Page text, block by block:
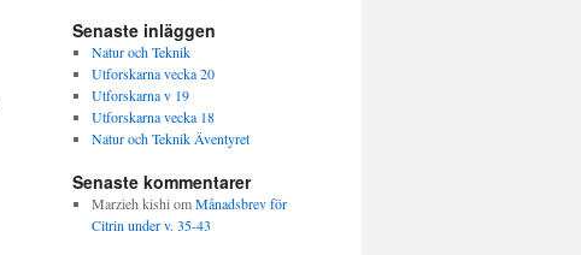
Senaste inläggen
Natur och Teknik
Utforskarna vecka 20
Utforskarna v 19
Utforskarna vecka 18
Natur och Teknik Äventyret
Senaste kommentarer
Marzieh kishi omMånadsbrev för
Citrin under v. 35-43